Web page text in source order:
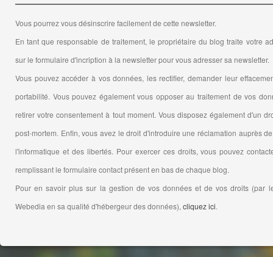
Vous pourrez vous désinscrire facilement de cette newsletter.
En tant que responsable de traitement, le propriétaire du blog traite votre
sur le formulaire d'incription à la newsletter pour vous adresser sa newsletter.
Vous pouvez accéder à vos données, les rectifier, demander leur
portabilité. Vous pouvez également vous opposer au traitement de vos
retirer votre consentement à tout moment. Vous disposez également d'un
post-mortem. Enfin, vous avez le droit d'introduire une réclamation auprès
l'informatique et des libertés. Pour exercer ces droits, vous pouvez
remplissant le formulaire contact présent en bas de chaque blog.
Pour en savoir plus sur la gestion de vos données et de vos droits (par
Webedia en sa qualité d'hébergeur des données), cliquez ici.